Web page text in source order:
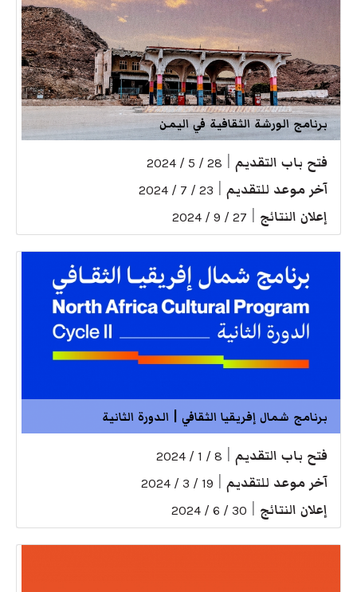
برنامج الورشة الثقافية في اليمن
فتح باب التقديم 28 / 5 / 2024
آخر موعد للتقديم 23 / 7 / 2024
إعلان النتائج 27 / 9 / 2024
برنامج شمال إفريقيا الثقافي | الدورة الثانية
فتح باب التقديم 8 / 1 / 2024
آخر موعد للتقديم 19 / 3 / 2024
إعلان النتائج 30 / 6 / 2024